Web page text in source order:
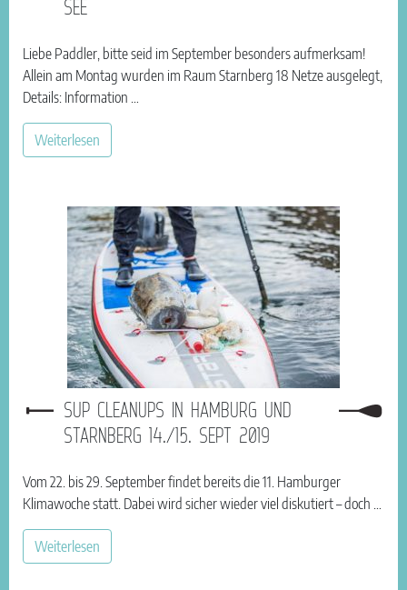
EE
Liebe Paddler, bitte seid im September besonders aufmerksam!
Allein am Montag wurden im Raum Starnberg 18 Netze ausgelegt,
Details: Information …
Weiterlesen
SUP CLEANUPS IN HAMBURG UND
STARNBERG 14./15. SEPT 2019
Vom 22. bis 29. September findet bereits die 11. Hamburger
Klimawoche statt. Dabei wird sicher wieder viel diskutiert – doch …
Weiterlesen